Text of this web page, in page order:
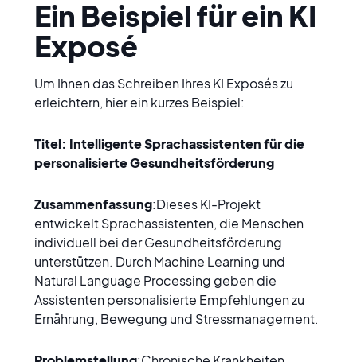
Ein Beispiel für ein KI
Exposé
Um Ihnen das Schreiben Ihres KI Exposés zu
erleichtern, hier ein kurzes Beispiel:
Titel: Intelligente Sprachassistenten für die
personalisierte Gesundheitsförderung
Zusammenfassung:Dieses KI-Projekt
entwickelt Sprachassistenten, die Menschen
individuell bei der Gesundheitsförderung
unterstützen. Durch Machine Learning und
Natural Language Processing geben die
Assistenten personalisierte Empfehlungen zu
Ernährung, Bewegung und Stressmanagement.